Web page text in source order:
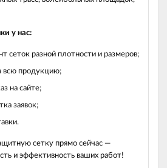
у нас:
сеток разной плотности и размеров;
всю продукцию;
на сайте;
заявок;
сетку прямо сейчас —
и эффективность ваших работ!